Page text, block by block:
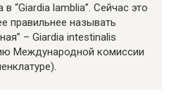
“Giardia lamblia”. Сейчас это
правильнее называть
– Giardia intestinalis
Международной комиссии